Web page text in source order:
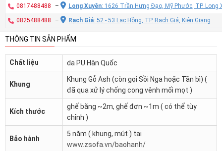
0817488488 – Long Xuyên: 1626 Trần Hưng Đạo, Mỹ Phước, TP. Long
0825488488 – Rạch Giá: 52 - 53 Lạc Hồng, TP. Rạch Giá, Kiên Giang
THÔNG TIN SẢN PHẨM
Chất liệu da PU Hàn Quốc
Khung
Khung Gỗ Ash (còn gọi Sồi Nga hoặc Tần bì) (
đã qua xử lý chống cong vênh mối mọt )
Kích thước
ghế băng ~2m, ghế đơn ~1m ( có thể tùy
chỉnh )
Bảo hành
5 năm ( khung, mút ) tại
www.zsofa.vn/baohanh/